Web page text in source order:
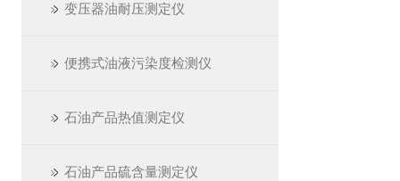
变压器油耐压测定仪
便携式油液污染度检测仪
石油产品热值测定仪
石油产品硫含量测定仪